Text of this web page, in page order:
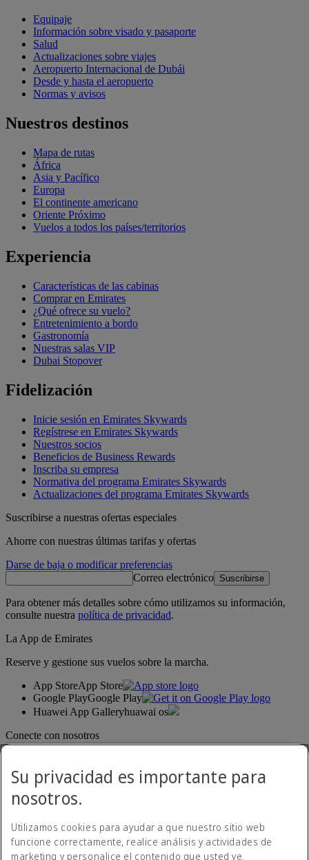
Equipaje
Información sobre visado y pasaporte
Salud
Actualizaciones sobre viajes
Aeropuerto Internacional de Dubái
Desde y hasta el aeropuerto
Normas y avisos
Nuestros destinos
Mapa de rutas
África
Asia y Pacífico
Europa
El continente americano
Oriente Próximo
Vuelos a todos los países/territorios
Experiencia
Características de las cabinas
Comprar en Emirates
¿Qué ofrece su vuelo?
Entretenimiento a bordo
Gastronomía
Nuestras salas VIP
Dubai Stopover
Fidelización
Inicie sesión en Emirates Skywards
Regístrese en Emirates Skywards
Nuestros socios
Beneficios de Business Rewards
Inscriba su empresa
Normativa del programa Emirates Skywards
Actualizaciones del programa Emirates Skywards
Suscribirse a nuestras ofertas especiales
Ahorre con nuestras últimas tarifas y ofertas
Darse de baja o modificar preferencias
Correo electrónico Suscribirse
Para obtener más detalles sobre cómo utilizamos su información,
consulte nuestra política de privacidad.
La App de Emirates
Reserve y gestione sus vuelos sobre la marcha.
App StoreApp Store
Google PlayGoogle Play
Huawei App Galleryhuawai os
Conecte con nosotros
Su privacidad es importante para
nosotros.
Utilizamos cookies para ayudar a que nuestro sitio web
funcione correctamente, realice análisis y actividades de
marketing y personalice el contenido que usted ve.